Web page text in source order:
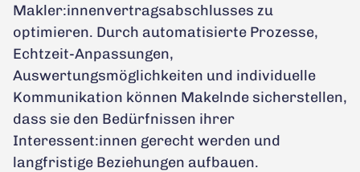
Makler:innenvertragsabschlusses zu
optimieren. Durch automatisierte Prozesse,
Echtzeit-Anpassungen,
Auswertungsmöglichkeiten und individuelle
Kommunikation können Makelnde sicherstellen,
dass sie den Bedürfnissen ihrer
Interessent:innen gerecht werden und
langfristige Beziehungen aufbauen.